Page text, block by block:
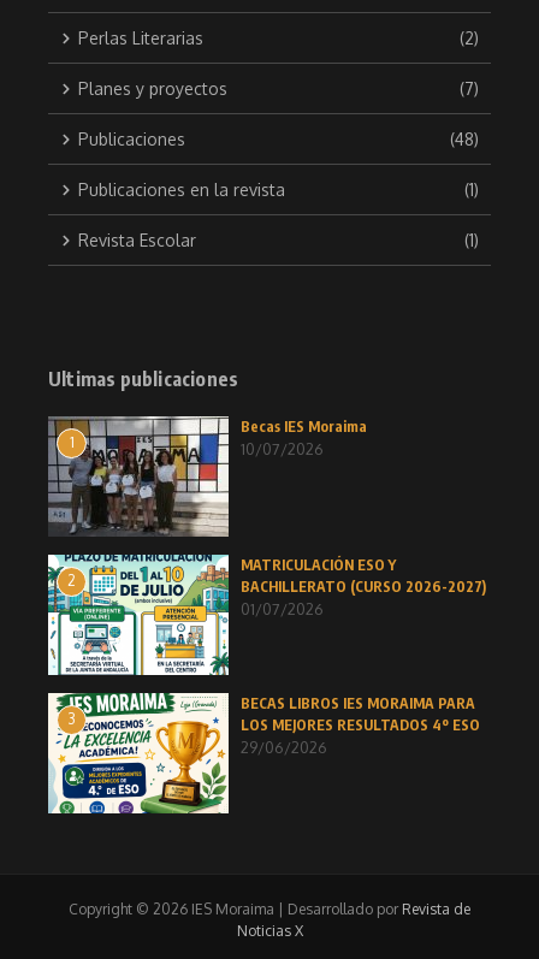
Perlas Literarias (2)
Planes y proyectos (7)
Publicaciones (48)
Publicaciones en la revista (1)
Revista Escolar (1)
Ultimas publicaciones
1
Becas IES Moraima
10/07/2026
2
MATRICULACIÓN ESO Y
BACHILLERATO (CURSO 2026-2027)
01/07/2026
3
BECAS LIBROS IES MORAIMA PARA
LOS MEJORES RESULTADOS 4º ESO
29/06/2026
Copyright © 2026 IES Moraima | Desarrollado por Revista de
Noticias X